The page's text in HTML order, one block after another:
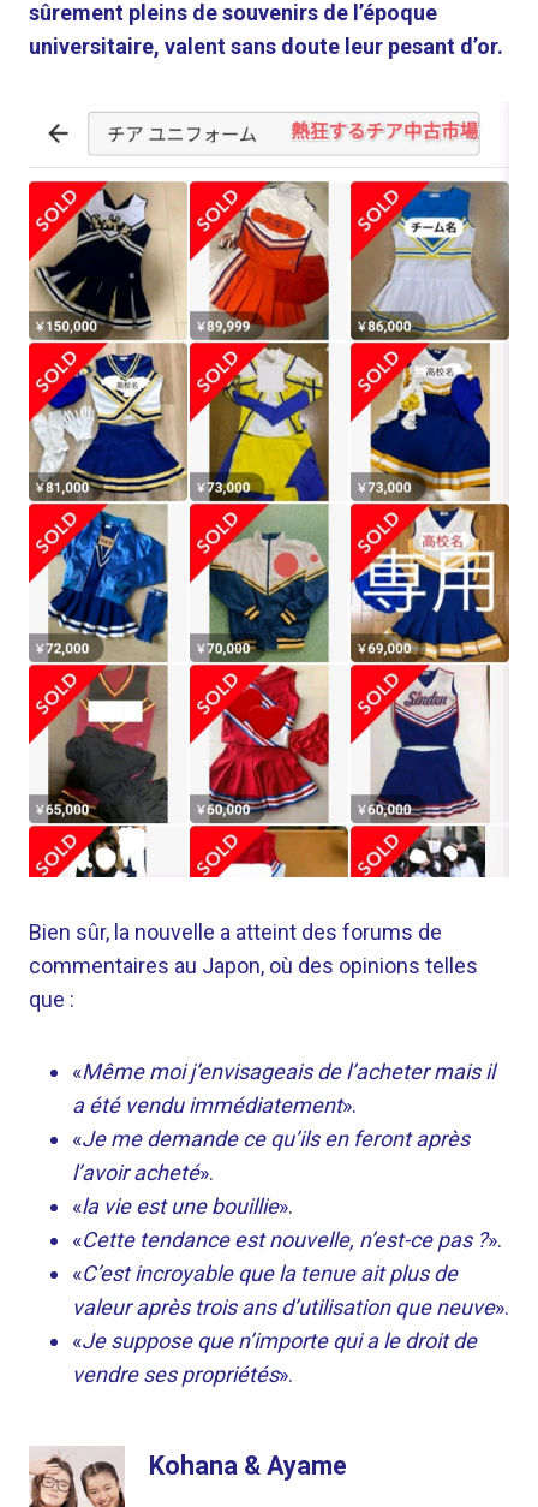
sûrement pleins de souvenirs de l’époque
universitaire, valent sans doute leur pesant d’or.
Bien sûr, la nouvelle a atteint des forums de
commentaires au Japon, où des opinions telles
que :
«Même moi j’envisageais de l’acheter mais il
a été vendu immédiatement».
«Je me demande ce qu’ils en feront après
l’avoir acheté».
«la vie est une bouillie».
«Cette tendance est nouvelle, n’est-ce pas ?».
«C’est incroyable que la tenue ait plus de
valeur après trois ans d’utilisation que neuve».
«Je suppose que n’importe qui a le droit de
vendre ses propriétés».
Kohana & Ayame